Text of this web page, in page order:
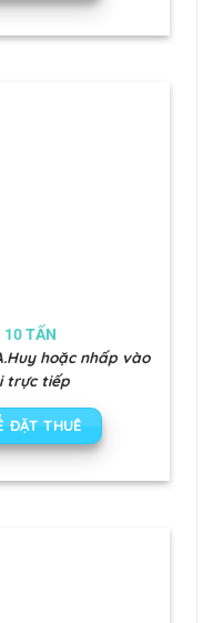
10 TẤN
hoặc nhấp vào
trực tiếp
ĐẶT THUÊ